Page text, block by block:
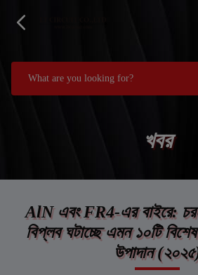
খবর
AlN এবং FR4-এর বাইরে:
বিপ্লব ঘটাচ্ছে এমন ১০টি
উপাদান